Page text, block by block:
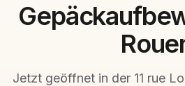
Jetzt geöffnet in der 11 rue